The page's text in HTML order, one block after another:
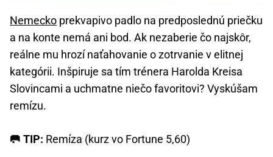
Nemecko prekvapivo padlo na predposlednú priečku
a na konte nemá ani bod. Ak nezaberie čo najskôr,
reálne mu hrozí naťahovanie o zotrvanie v elitnej
kategórii. Inšpiruje sa tím trénera Harolda Kreisa
Slovincami a uchmatne niečo favoritovi? Vyskúšam
remízu.
🥅 TIP: Remíza (kurz vo Fortune 5,60)